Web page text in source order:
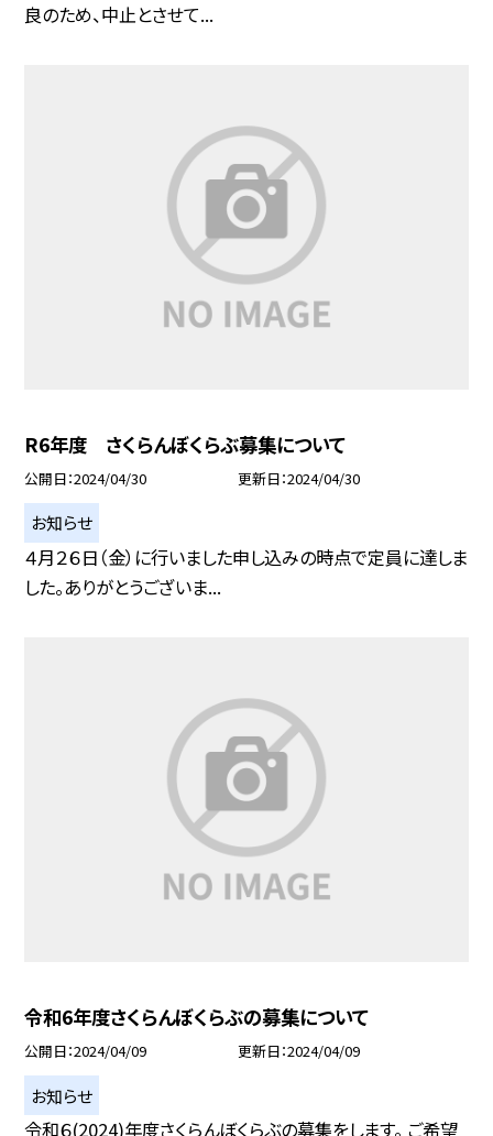
良のため、中止とさせて...
R6年度 さくらんぼくらぶ募集について
公開日 2024/04/30 更新日 2024/04/30
お知らせ
４月２６日（金）に行いました申し込みの時点で定員に達しま
した。ありがとうございま...
令和6年度さくらんぼくらぶの募集について
公開日 2024/04/09 更新日 2024/04/09
お知らせ
令和６(2024)年度さくらんぼくらぶの募集をします。 ご希望